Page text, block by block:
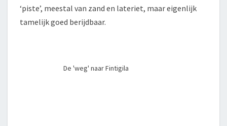
‘piste’, meestal van zand en lateriet, maar eigenlijk
tamelijk goed berijdbaar.
De 'weg' naar Fintigila